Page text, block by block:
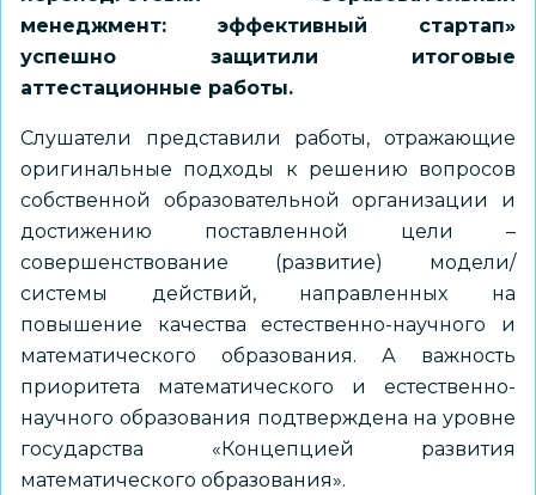
менеджмент: эффективный стартап»
успешно защитили итоговые
аттестационные работы.
Слушатели представили работы, отражающие
оригинальные подходы к решению вопросов
собственной образовательной организации и
достижению поставленной цели –
совершенствование (развитие) модели/
системы действий, направленных на
повышение качества естественно-научного и
математического образования. А важность
приоритета математического и естественно-
научного образования подтверждена на уровне
государства «Концепцией развития
математического образования».